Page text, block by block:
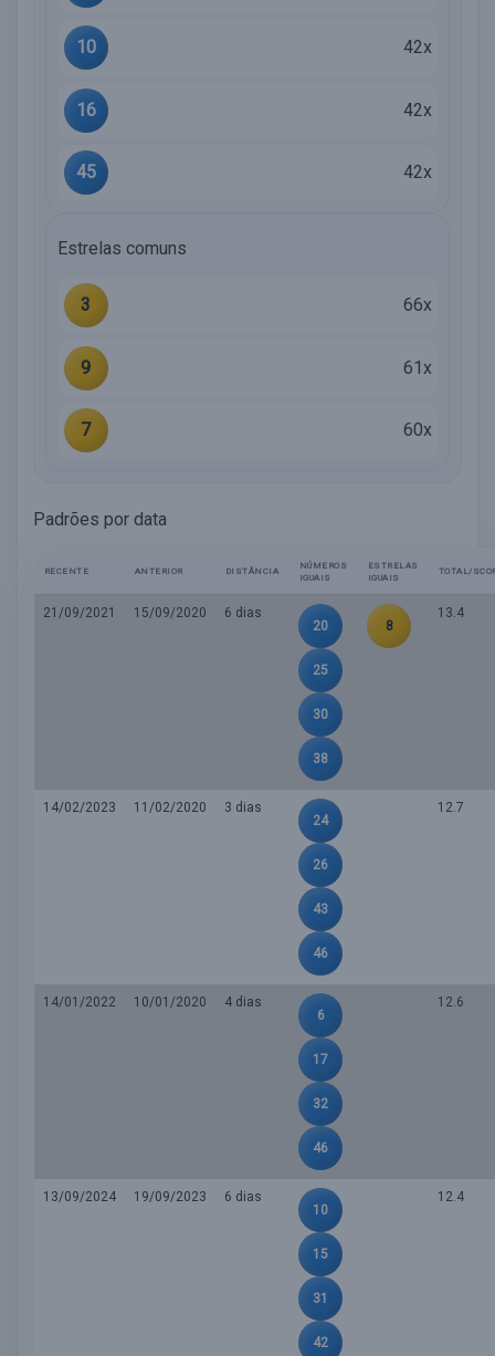
10 42x
16 42x
45 42x
Estrelas comuns
3 66x
9 61x
7 60x
Padrões por data
RECENTE ANTERIOR DISTÂNCIA
NÚMEROS
IGUAIS
ESTRELAS
IGUAIS
TOTAL/
21/09/2021 15/09/2020
6 dias
20
25
30
38
8
13.4
14/02/2023 11/02/2020
3 dias
24
26
43
46
12.7
14/01/2022 10/01/2020
4 dias
6
17
32
46
12.6
13/09/2024 19/09/2023
6 dias
10
15
31
42
12.4